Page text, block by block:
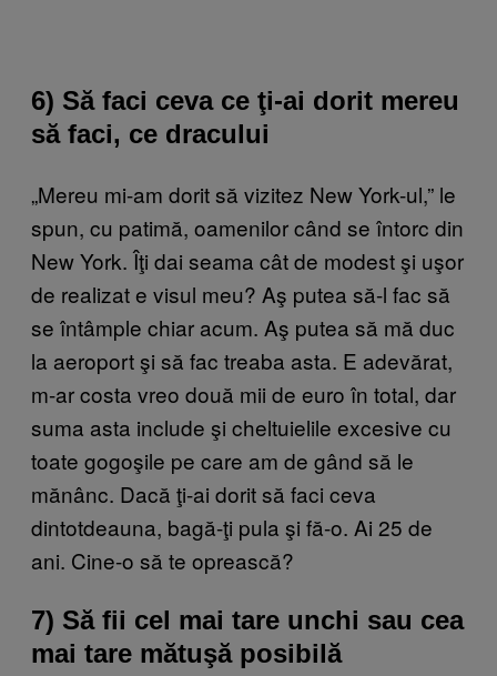
6) Să faci ceva ce ţi-ai dorit mereu
să faci, ce dracului
„Mereu mi-am dorit să vizitez New York-ul,” le
spun, cu patimă, oamenilor când se întorc din
New York. Îţi dai seama cât de modest şi uşor
de realizat e visul meu? Aş putea să-l fac să
se întâmple chiar acum. Aş putea să mă duc
la aeroport şi să fac treaba asta. E adevărat,
m-ar costa vreo două mii de euro în total, dar
suma asta include şi cheltuielile excesive cu
toate gogoşile pe care am de gând să le
mănânc. Dacă ţi-ai dorit să faci ceva
dintotdeauna, bagă-ţi pula şi fă-o. Ai 25 de
ani. Cine-o să te oprească?
7) Să fii cel mai tare unchi sau cea
mai tare mătuşă posibilă